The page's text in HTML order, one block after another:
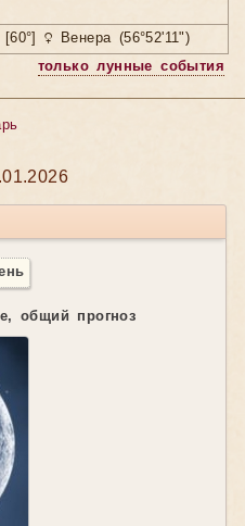
♀ Венера (56°52'11")
только лунные события
общий прогноз